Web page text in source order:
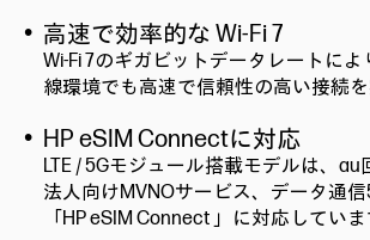
高速で効率的な Wi-Fi 7
Wi-Fi 7のギガビットデータレートに
線環境でも高速で信頼性の高い接続を
HP eSIM Connectに対応
LTE / 5Gモジュール搭載モデルは、au
法人向けMVNOサービス、データ通
「HP eSIM Connect 」に対応していま